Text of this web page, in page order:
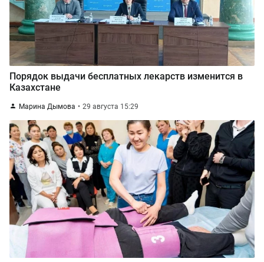
Порядок выдачи бесплатных лекарств изменится в
Казахстане
Марина Дымова 29 августа 15:29